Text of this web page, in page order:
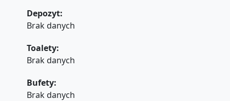
Depozyt:
Brak danych
Toalety:
Brak danych
Bufety:
Brak danych